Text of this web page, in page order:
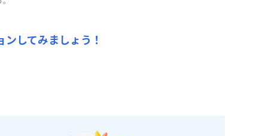
利用いただけます！
してみましょう！